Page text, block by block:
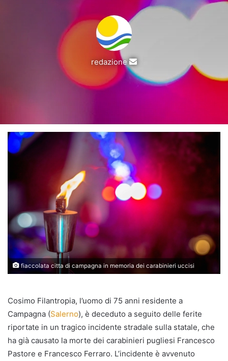
redazione
Invia
un'email
fiaccolata citta di campagna in memoria dei carabinieri uccisi
Cosimo Filantropia, l’uomo di 75 anni residente a
Campagna (Salerno), è deceduto a seguito delle ferite
riportate in un tragico incidente stradale sulla statale, che
ha già causato la morte dei carabinieri pugliesi Francesco
Pastore e Francesco Ferraro. L’incidente è avvenuto